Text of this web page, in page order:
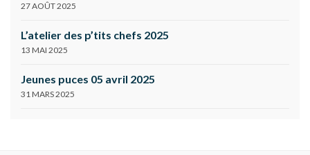
27 AOÛT 2025
L’atelier des p’tits chefs 2025
13 MAI 2025
Jeunes puces 05 avril 2025
31 MARS 2025